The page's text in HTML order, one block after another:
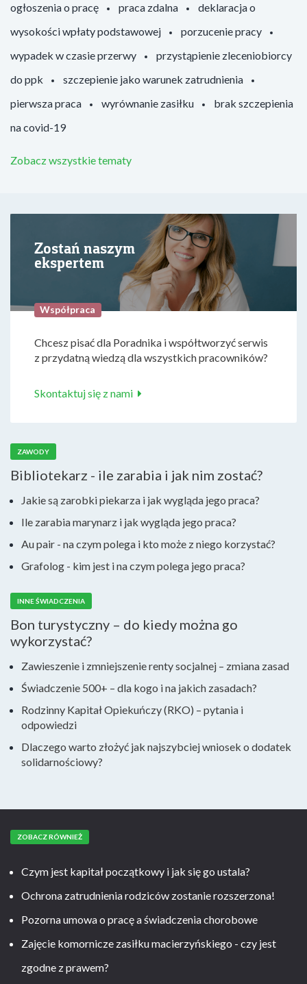
ogłoszenia o pracę praca zdalna
deklaracja o
wysokości wpłaty podstawowej
porzucenie pracy
wypadek w czasie przerwy
przystąpienie zleceniobiorcy
do ppk
szczepienie jako warunek zatrudnienia
pierwsza praca
wyrównanie zasiłku
brak szczepienia
na covid-19
Zobacz wszystkie tematy
Zostań naszym
ekspertem
Współpraca
Chcesz pisać dla Poradnika i współtworzyć serwis
z przydatną wiedzą dla wszystkich pracowników?
Skontaktuj się z nami
ZAWODY
Bibliotekarz - ile zarabia i jak nim zostać?
Jakie są zarobki piekarza i jak wygląda jego praca?
Ile zarabia marynarz i jak wygląda jego praca?
Au pair - na czym polega i kto może z niego korzystać?
Grafolog - kim jest i na czym polega jego praca?
INNE ŚWIADCZENIA
Bon turystyczny – do kiedy można go
wykorzystać?
Zawieszenie i zmniejszenie renty socjalnej – zmiana zasad
Świadczenie 500+ – dla kogo i na jakich zasadach?
Rodzinny Kapitał Opiekuńczy (RKO) – pytania i
odpowiedzi
Dlaczego warto złożyć jak najszybciej wniosek o dodatek
solidarnościowy?
ZOBACZ RÓWNIEŻ
Czym jest kapitał początkowy i jak się go ustala?
Ochrona zatrudnienia rodziców zostanie rozszerzona!
Pozorna umowa o pracę a świadczenia chorobowe
Zajęcie komornicze zasiłku macierzyńskiego - czy jest
zgodne z prawem?